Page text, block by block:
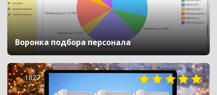
Воронка подбора персонала
1827